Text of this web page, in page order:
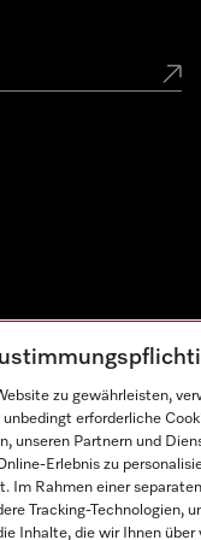
zu gewährleisten,
erforderliche
unseren Partnern und
Erlebnis zu
Im Rahmen einer
Tracking-Technologien,
Inhalte, die wir Ihnen